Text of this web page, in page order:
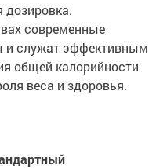
современные
и служат эффективным
общей калорийности
веса и здоровья.